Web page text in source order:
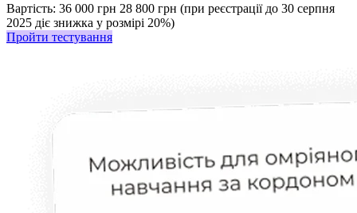
Вартість: 36 000 грн 28 800 грн (при реєстрації до 30 серпня
2025 діє знижка у розмірі 20%)
Пройти тестування